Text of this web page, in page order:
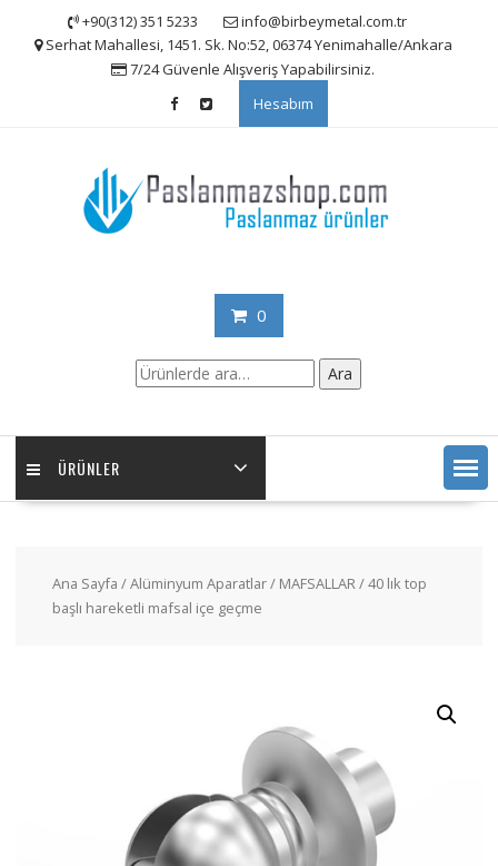
+90(312) 351 5233
info@birbeymetal.com.tr
Serhat Mahallesi, 1451. Sk. No:52, 06374 Yenimahalle/Ankara
7/24 Güvenle Alışveriş Yapabilirsiniz.
Hesabım
0
Ara: Ara
ÜRÜNLER
Ana Sayfa /Alüminyum Aparatlar/ MAFSALLAR/ 40 lık top
başlı hareketli mafsal içe geçme